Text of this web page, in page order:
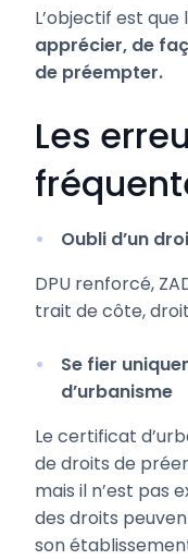
L’objectif est
apprécier, de
de préempter.
Les
Oubli d’un
DPU renforcé,
trait de côte,
Se fier
d’urbanisme
Le certificat
de droits de
mais il n’est pas
des droits
son